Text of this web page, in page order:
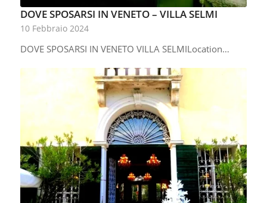
DOVE SPOSARSI IN VENETO – VILLA SELMI
10 Febbraio 2024
DOVE SPOSARSI IN VENETO VILLA SELMILocation…